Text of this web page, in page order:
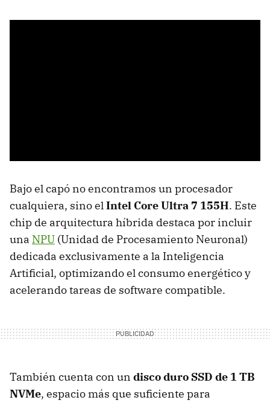
Bajo el capó no encontramos un procesador
cualquiera, sino elIntel Core Ultra 7 155H. Este
chip de arquitectura híbrida destaca por incluir
una NPU (Unidad de Procesamiento Neuronal)
dedicada exclusivamente a la Inteligencia
Artificial, optimizando el consumo energético y
acelerando tareas de software compatible.
También cuenta con un disco duro SSD de 1 TB
NVMe, espacio más que suficiente para